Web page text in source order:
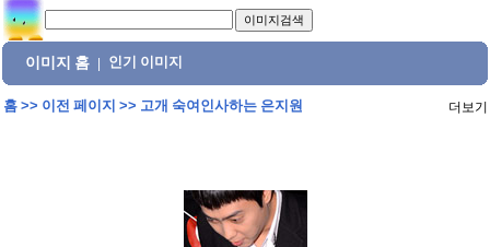
이미지 홈 인기 이미지
홈>> 이전 페이지 >> 고개 숙여인사하는 은지원 더보기